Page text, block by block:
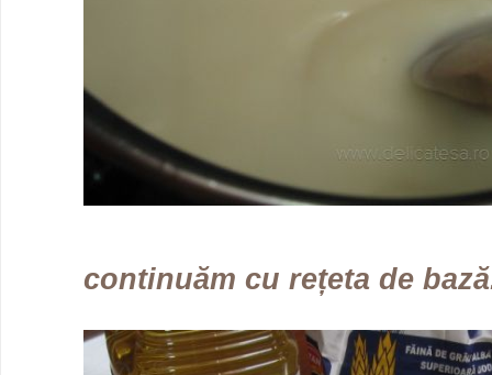
continuăm cu rețeta de